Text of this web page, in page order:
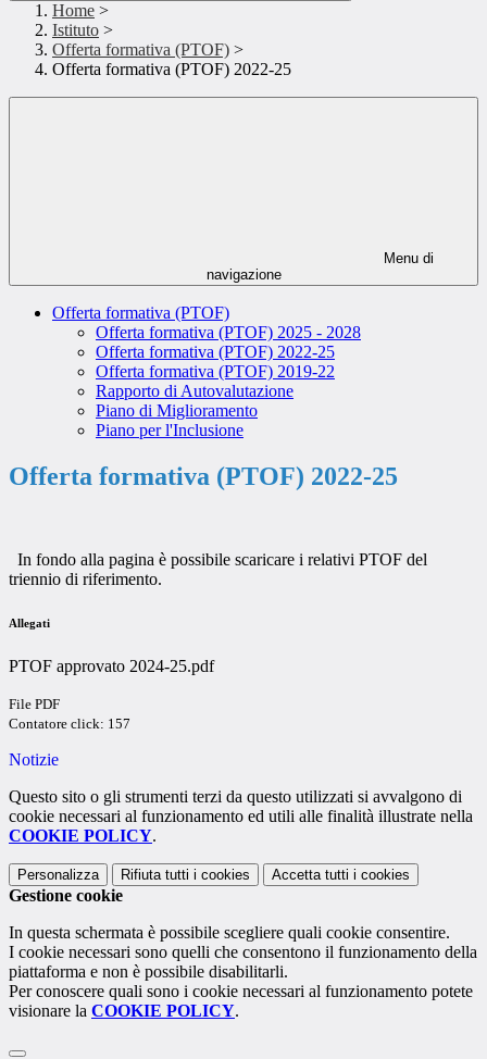
Home >
Istituto >
Offerta formativa (PTOF) >
Offerta formativa (PTOF) 2022-25
Menu di
navigazione
Offerta formativa (PTOF)
Offerta formativa (PTOF) 2025 - 2028
Offerta formativa (PTOF) 2022-25
Offerta formativa (PTOF) 2019-22
Rapporto di Autovalutazione
Piano di Miglioramento
Piano per l'Inclusione
Offerta formativa (PTOF) 2022-25
In fondo alla pagina è possibile scaricare i relativi PTOF del
triennio di riferimento.
Allegati
PTOF approvato 2024-25.pdf
File PDF
Contatore click: 157
Notizie
Questo sito o gli strumenti terzi da questo utilizzati si avvalgono di
cookie necessari al funzionamento ed utili alle finalità illustrate nella
COOKIE POLICY.
Personalizza Rifiuta tutti i cookies Accetta tutti i cookies
Gestione cookie
In questa schermata è possibile scegliere quali cookie consentire.
I cookie necessari sono quelli che consentono il funzionamento della
piattaforma e non è possibile disabilitarli.
Per conoscere quali sono i cookie necessari al funzionamento potete
visionare la COOKIE POLICY.